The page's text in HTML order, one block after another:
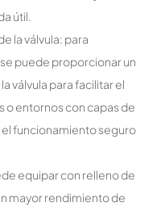
útil.
la válvula: para
puede proporcionar un
válvula para facilitar el
entornos con capas de
funcionamiento seguro
equipar con relleno de
mayor rendimiento de